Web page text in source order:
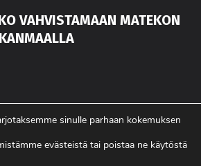
VAHVISTAMAAN MATEKON
SHOW’SSA MUKANA
BLUE SCANIA,
HUOLTOVARMUUSSEMIN
sinulle parhaan kokemuksen
evästeistä tai poistaa ne käytöstä